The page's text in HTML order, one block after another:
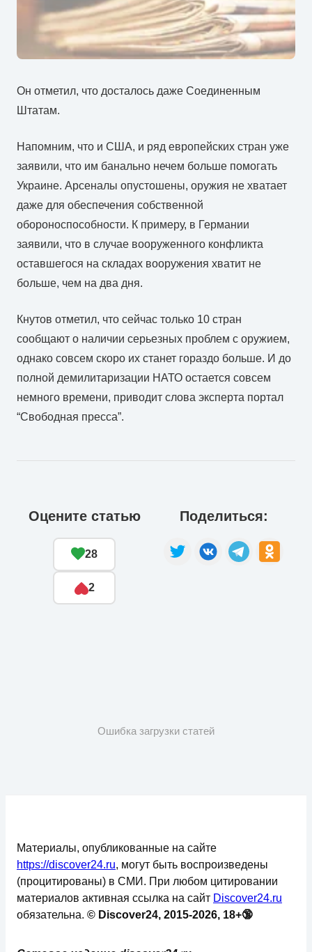
Он отметил, что досталось даже Соединенным
Штатам.
Напомним, что и США, и ряд европейских стран уже
заявили, что им банально нечем больше помогать
Украине. Арсеналы опустошены, оружия не хватает
даже для обеспечения собственной
обороноспособности. К примеру, в Германии
заявили, что в случае вооруженного конфликта
оставшегося на складах вооружения хватит не
больше, чем на два дня.
Кнутов отметил, что сейчас только 10 стран
сообщают о наличии серьезных проблем с оружием,
однако совсем скоро их станет гораздо больше. И до
полной демилитаризации НАТО остается совсем
немного времени, приводит слова эксперта портал
“Свободная пресса”.
Оцените статью
28
2
Поделиться:
Ошибка загрузки статей
Материалы, опубликованные на сайте
https://discover24.ru, могут быть воспроизведены
(процитированы) в СМИ. При любом цитировании
материалов активная ссылка на сайт Discover24.ru
обязательна. © Discover24, 2015-2026, 18+🔞